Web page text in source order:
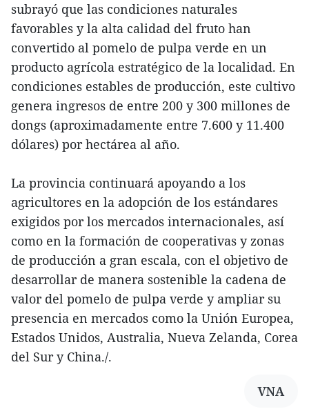
subrayó que las condiciones naturales
favorables y la alta calidad del fruto han
convertido al pomelo de pulpa verde en un
producto agrícola estratégico de la localidad. En
condiciones estables de producción, este cultivo
genera ingresos de entre 200 y 300 millones de
dongs (aproximadamente entre 7.600 y 11.400
dólares) por hectárea al año.
La provincia continuará apoyando a los
agricultores en la adopción de los estándares
exigidos por los mercados internacionales, así
como en la formación de cooperativas y zonas
de producción a gran escala, con el objetivo de
desarrollar de manera sostenible la cadena de
valor del pomelo de pulpa verde y ampliar su
presencia en mercados como la Unión Europea,
Estados Unidos, Australia, Nueva Zelanda, Corea
del Sur y China./.
VNA